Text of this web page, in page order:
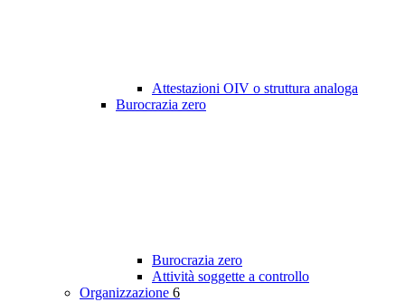
Attestazioni OIV o struttura analoga
Burocrazia zero
Burocrazia zero
Attività soggette a controllo
Organizzazione 6